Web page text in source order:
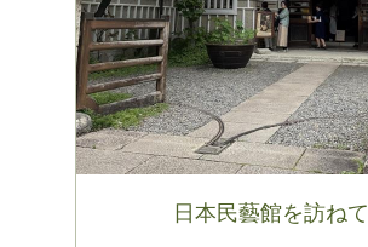
日本民藝館を訪ねて